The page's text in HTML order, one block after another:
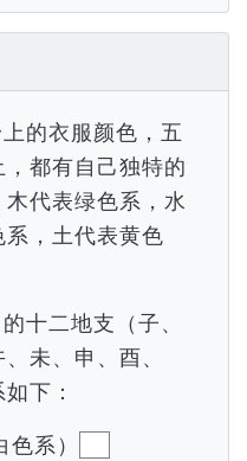
的衣服颜色，五
都有自己独特的
代表绿色系，水
，土代表黄色
十二地支（子、
未、申、酉、
下：
系）